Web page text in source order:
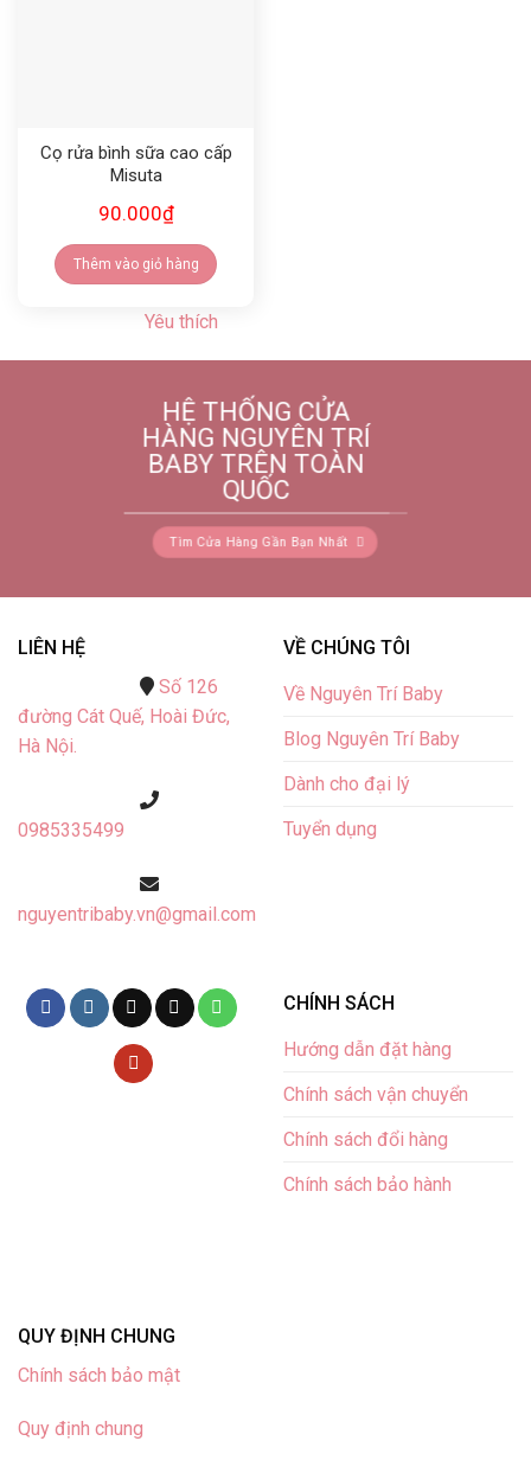
Cọ rửa bình sữa cao cấp
Misuta
90.000₫
Thêm vào giỏ hàng
Yêu thích
HỆ THỐNG CỬA
HÀNG NGUYÊN TRÍ
BABY TRÊN TOÀN
QUỐC
Tìm Cửa Hàng Gần Bạn Nhất
LIÊN HỆ
Số 126
đường Cát Quế, Hoài Đức,
Hà Nội.
0985335499
nguyentribaby.vn@gmail.com
VỀ CHÚNG TÔI
Về Nguyên Trí Baby
Blog Nguyên Trí Baby
Dành cho đại lý
Tuyển dụng
CHÍNH SÁCH
Hướng dẫn đặt hàng
Chính sách vận chuyển
Chính sách đổi hàng
Chính sách bảo hành
QUY ĐỊNH CHUNG
Chính sách bảo mật
Quy định chung